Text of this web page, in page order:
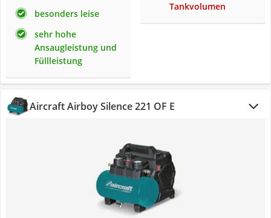
besonders leise
sehr hohe
Ansaugleistung und
Füllleistung
Tankvolumen
Aircraft Airboy Silence 221 OF E